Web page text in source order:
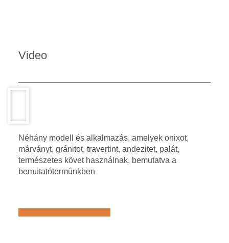
Video
Néhány modell és alkalmazás, amelyek onixot,
márványt, gránitot, travertint, andezitet, palát,
természetes követ használnak, bemutatva a
bemutatótermünkben